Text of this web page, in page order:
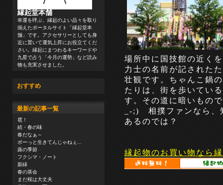
場所中に国技館の近く
力士の名前が記された
壮観です。ちゃんこ鍋
たりは、街を歩いてい
す。その道に暗いもの
_-;) 相撲ファンなら、
あるのでは？
縁起物のお買い物なら
縁起堂本舗
幸運を呼ぶ、縁起のよい品々を取り
揃えたポータルサイト「縁起堂本
舗」です。アクセサリーとしても身
近に置いて運気上昇にお役立てくだ
さい。縁起にまつわるキーワードや
九星で占う「今月の運勢」など読み
物も充実させました。
おすすめ
最新の記事一覧
雹！
続・春の味
春だなぁ～
ボーっと生きてんじゃねぇ...
蕗の季節
フクシマ・ノート
新緑
春の茶会
まだ桜は大丈夫